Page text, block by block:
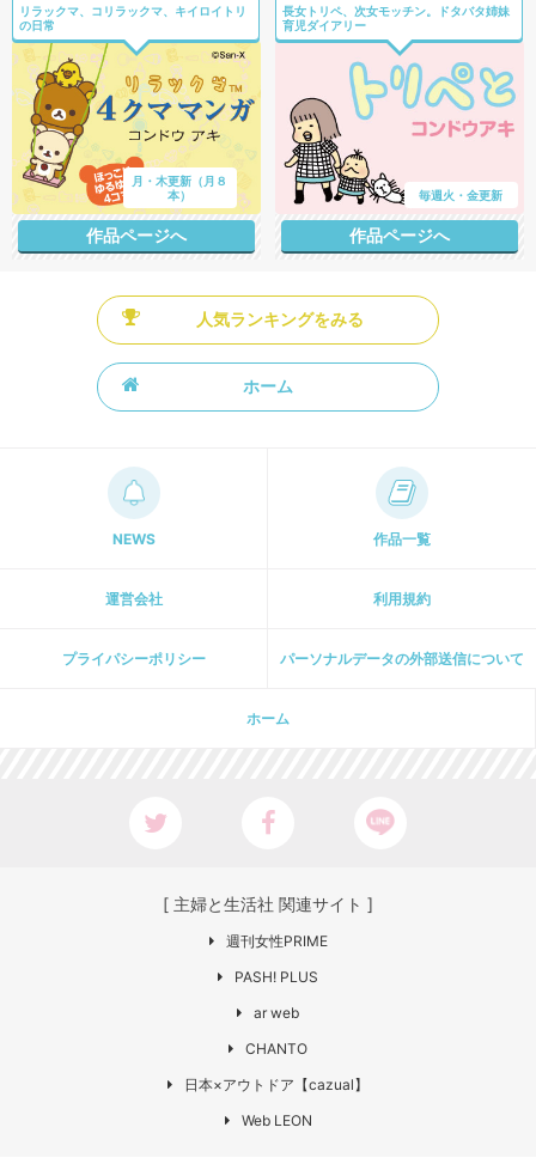
リラックマ、コリラックマ、キイロイトリ
の日常
月・木更新（月８
本）
作品ページへ
長女トリペ、次女モッチン。ドタバタ姉妹
育児ダイアリー
毎週火・金更新
作品ページへ
人気ランキングをみる
ホーム
NEWS 作品一覧
運営会社 利用規約
プライパシーポリシー パーソナルデータの外部送信について
ホーム
[ 主婦と生活社 関連サイト ]
週刊女性PRIME
PASH! PLUS
ar web
CHANTO
日本×アウトドア【cazual】
Web LEON